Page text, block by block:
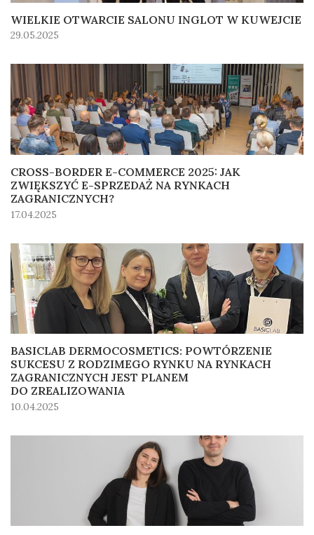
WIELKIE OTWARCIE SALONU INGLOT W KUWEJCIE
29.05.2025
CROSS-BORDER E-COMMERCE 2025: JAK
ZWIĘKSZYĆ E-SPRZEDAŻ NA RYNKACH
ZAGRANICZNYCH?
17.04.2025
BASICLAB DERMOCOSMETICS: POWTÓRZENIE
SUKCESU Z RODZIMEGO RYNKU NA RYNKACH
ZAGRANICZNYCH JEST PLANEM
DO ZREALIZOWANIA
10.04.2025